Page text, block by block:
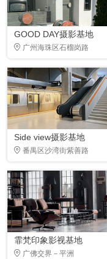
GOOD DAY摄影基地
广州海珠区石榴岗路
Side view摄影基地
番禺区沙湾街紫善路
霏梵印象影视基地
广佛交界－平洲